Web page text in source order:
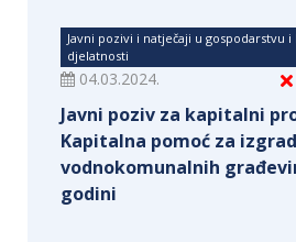
Javni pozivi i natječaji u gospodarstvu
djelatnosti
04.03.2024.
Javni poziv za kapitalni
Kapitalna pomoć za
vodnokomunalnih
godini